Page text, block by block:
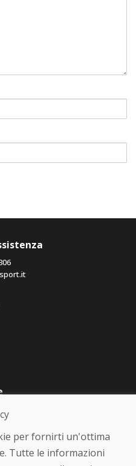
commerciali
merce
per fornirti un'ottima
Tutte le informazioni